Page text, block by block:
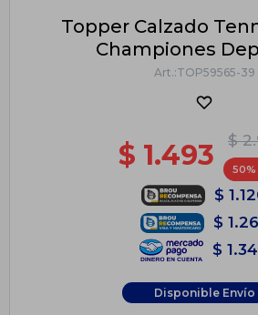
Topper Calzado
Championes
TOP59565-39
$
$ 1.493 50
$
$
$
Disponible Envío